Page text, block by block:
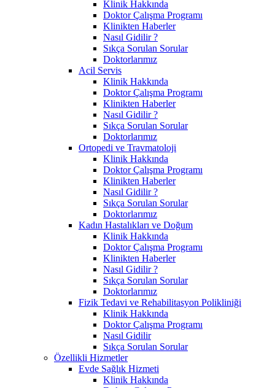
Klinik Hakkında
Doktor Çalışma Programı
Klinikten Haberler
Nasıl Gidilir ?
Sıkça Sorulan Sorular
Doktorlarımız
Acil Servis
Klinik Hakkında
Doktor Çalışma Programı
Klinikten Haberler
Nasıl Gidilir ?
Sıkça Sorulan Sorular
Doktorlarımız
Ortopedi ve Travmatoloji
Klinik Hakkında
Doktor Çalışma Programı
Klinikten Haberler
Nasıl Gidilir ?
Sıkça Sorulan Sorular
Doktorlarımız
Kadın Hastalıkları ve Doğum
Klinik Hakkında
Doktor Çalışma Programı
Klinikten Haberler
Nasıl Gidilir ?
Sıkça Sorulan Sorular
Doktorlarımız
Fizik Tedavi ve Rehabilitasyon Polikliniği
Klinik Hakkında
Doktor Çalışma Programı
Nasıl Gidilir
Sıkça Sorulan Sorular
Özellikli Hizmetler
Evde Sağlık Hizmeti
Klinik Hakkında